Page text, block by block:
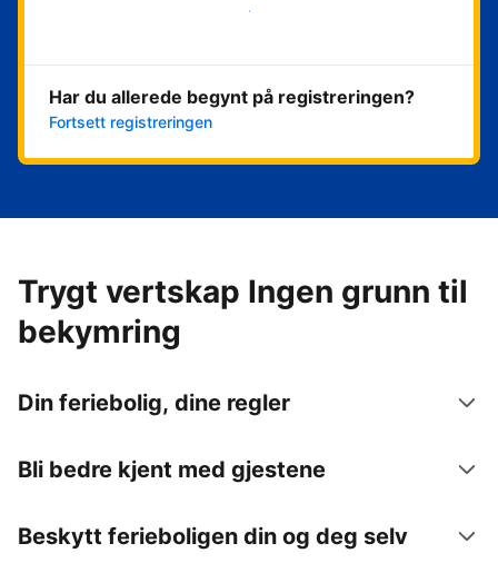
Kom i gang nå
Har du allerede begynt på registreringen?
Fortsett registreringen
Trygt vertskap Ingen grunn til
bekymring
Din feriebolig, dine regler
Bli bedre kjent med gjestene
Beskytt ferieboligen din og deg selv